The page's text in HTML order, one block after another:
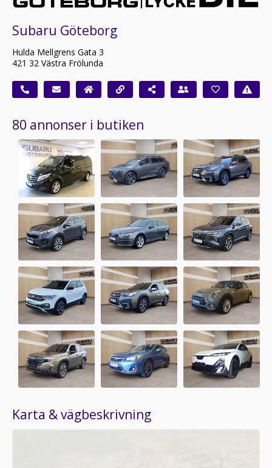
Subaru Göteborg
Hulda Mellgrens Gata 3
421 32 Västra Frölunda
80 annonser i butiken
Karta & vägbeskrivning